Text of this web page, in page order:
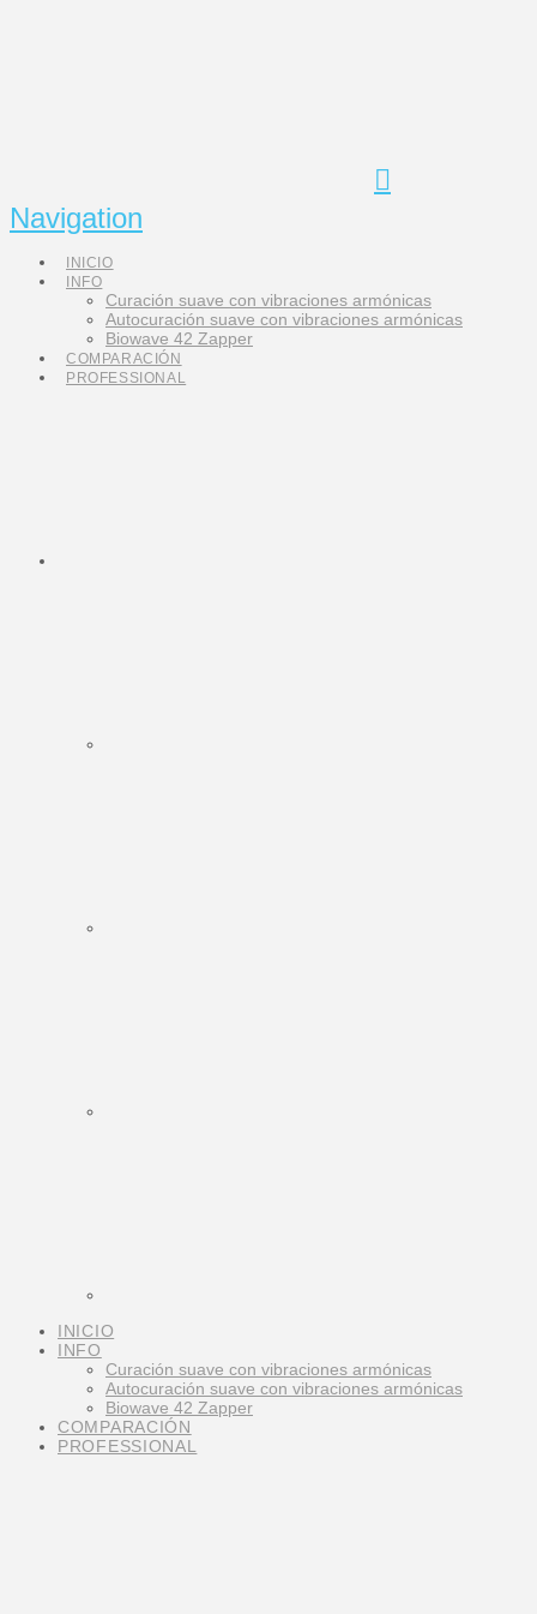
Navigation
INICIO
INFO
Curación suave con vibraciones armónicas
Autocuración suave con vibraciones armónicas
Biowave 42 Zapper
COMPARACIÓN
PROFESSIONAL
INICIO
INFO
Curación suave con vibraciones armónicas
Autocuración suave con vibraciones armónicas
Biowave 42 Zapper
COMPARACIÓN
PROFESSIONAL